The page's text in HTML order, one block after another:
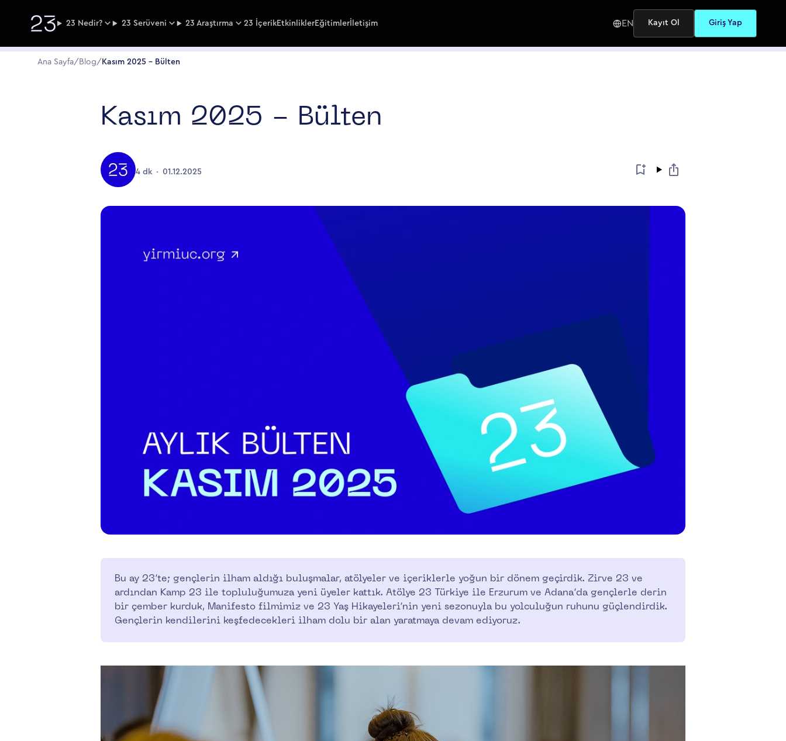
23 Nedir? 23 Serüveni 23 Araştırma 23 İçerikEtkinliklerEğitimler İletişim EN Kayıt Ol Giriş Yap
Ana Sayfa/ Blog/ Kasım 2025 - Bülten
Kasım 2025 - Bülten
4 dk 01.12.2025
Bu ay 23’te; gençlerin ilham aldığı buluşmalar, atölyeler ve içeriklerle yoğun bir dönem geçirdik. Zirve 23 ve
ardından Kamp 23 ile topluluğumuza yeni üyeler kattık. Atölye 23 Türkiye ile Erzurum ve Adana’da gençlerle derin
bir çember kurduk, Manifesto filmimiz ve 23 Yaş Hikayeleri’nin yeni sezonuyla bu yolculuğun ruhunu güçlendirdik.
Gençlerin kendilerini keşfedecekleri ilham dolu bir alan yaratmaya devam ediyoruz.